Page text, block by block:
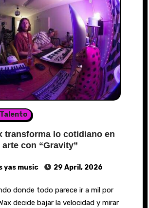
transforma lo cotidiano en
arte con “Gravity”
yas music 29 April, 2026
decide bajar la velocidad y mirar